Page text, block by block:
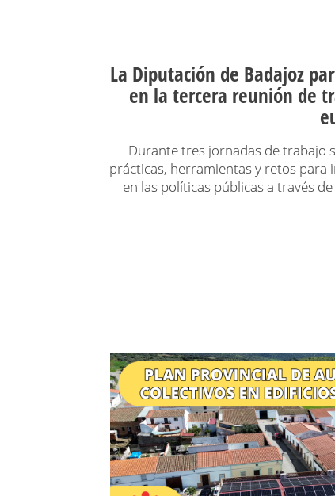
La Diputación de Badajoz
en la tercera reunión de
Durante tres jornadas de trabajo
prácticas, herramientas y retos para
en las políticas públicas a través